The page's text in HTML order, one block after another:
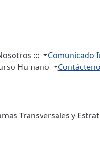
:::
Comunicado
Humano
Transversales y